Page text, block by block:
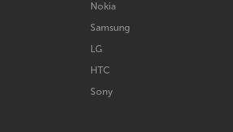
Nokia
Samsung
LG
HTC
Sony